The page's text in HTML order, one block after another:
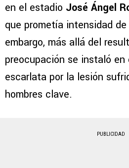
en el estadio José Ángel
que prometía intensidad
embargo, más allá del
preocupación se instaló en
escarlata por la lesión
hombres clave.
PUBLICIDAD